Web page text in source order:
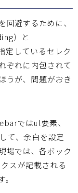
避するために、
）と
定しているセレク
ぞれに内包されて
うが、問題がおき
ではul要素、
て、余白を設定
場では、各ボック
スが記載される